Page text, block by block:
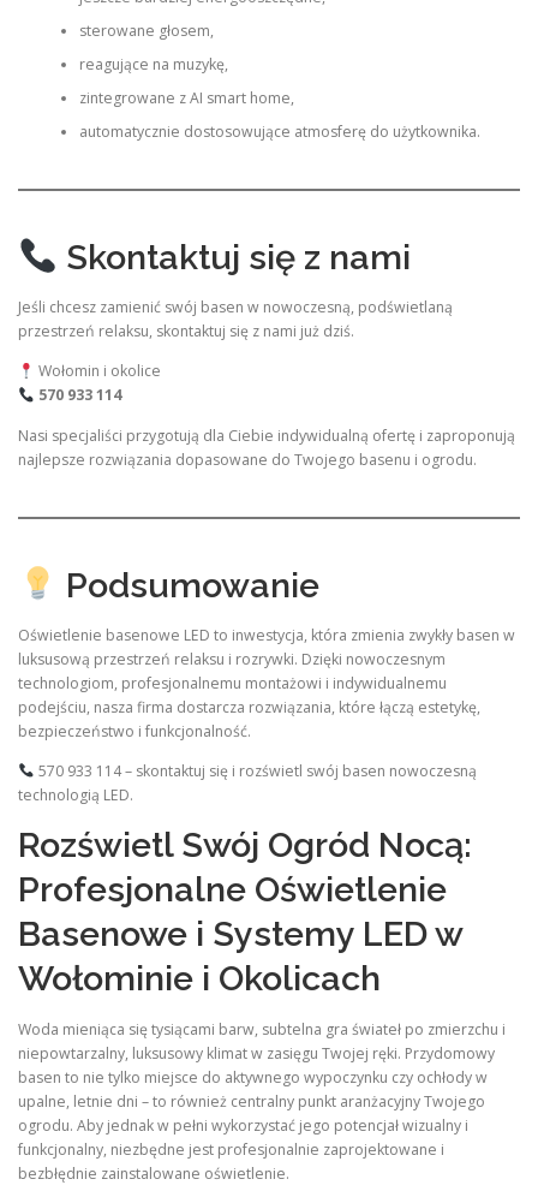
sterowane głosem,
reagujące na muzykę,
zintegrowane z AI smart home,
automatycznie dostosowujące atmosferę do użytkownika.
Skontaktuj się z nami
Jeśli chcesz zamienić swój basen w nowoczesną, podświetlaną
przestrzeń relaksu, skontaktuj się z nami już dziś.
Wołomin i okolice
570 933 114
Nasi specjaliści przygotują dla Ciebie indywidualną ofertę i zaproponują
najlepsze rozwiązania dopasowane do Twojego basenu i ogrodu.
Podsumowanie
Oświetlenie basenowe LED to inwestycja, która zmienia zwykły basen w
luksusową przestrzeń relaksu i rozrywki. Dzięki nowoczesnym
technologiom, profesjonalnemu montażowi i indywidualnemu
podejściu, nasza firma dostarcza rozwiązania, które łączą estetykę,
bezpieczeństwo i funkcjonalność.
570 933 114 – skontaktuj się i rozświetl swój basen nowoczesną
technologią LED.
Rozświetl Swój Ogród Nocą:
Profesjonalne Oświetlenie
Basenowe i Systemy LED w
Wołominie i Okolicach
Woda mieniąca się tysiącami barw, subtelna gra świateł po zmierzchu i
niepowtarzalny, luksusowy klimat w zasięgu Twojej ręki. Przydomowy
basen to nie tylko miejsce do aktywnego wypoczynku czy ochłody w
upalne, letnie dni – to również centralny punkt aranżacyjny Twojego
ogrodu. Aby jednak w pełni wykorzystać jego potencjał wizualny i
funkcjonalny, niezbędne jest profesjonalnie zaprojektowane i
bezbłędnie zainstalowane oświetlenie.